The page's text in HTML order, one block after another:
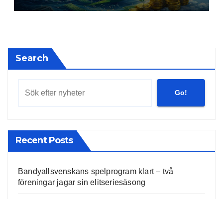
Search
Go!
Recent Posts
Bandyallsvenskans spelprogram klart – två
föreningar jagar sin elitseriesäsong